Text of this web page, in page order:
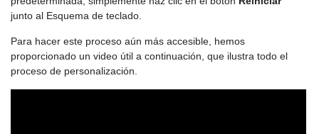
junto al Esquema de teclado.
Para hacer este proceso aún más accesible, hemos
proporcionado un video útil a continuación, que ilustra todo el
proceso de personalización.